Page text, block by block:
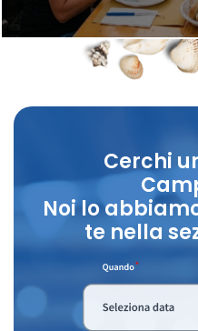
Cerchi
Noi lo
te nella